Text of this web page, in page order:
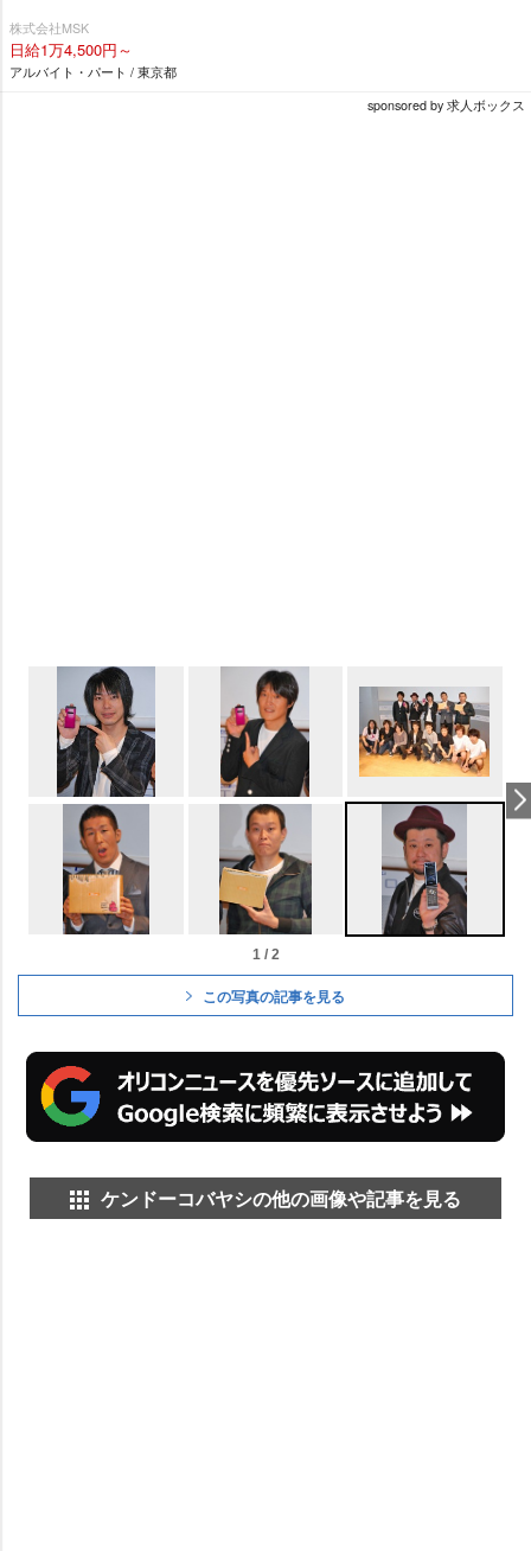
株式会社MSK
日給1万4,500円～
アルバイト・パート / 東京都
sponsored by 求人ボックス
1 / 2
この写真の記事を見る
ケンドーコバヤシの他の画像や記事を見る